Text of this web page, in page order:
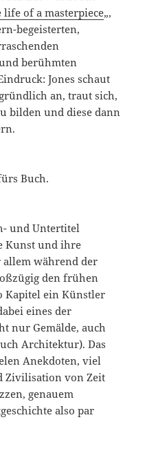
life of a masterpiece„,
begeisterten,
berühmten
Jones schaut
an, traut sich,
bilden und diese dann
Buch.
und Untertitel
Kunst und ihre
allem während der
den frühen
Kapitel ein Künstler
eines der
nur Gemälde, auch
Architektur). Das
Anekdoten, viel
Zivilisation von Zeit
genauem
also par